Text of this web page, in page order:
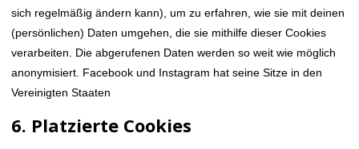
sich regelmäßig ändern kann), um zu erfahren, wie sie mit deinen
(persönlichen) Daten umgehen, die sie mithilfe dieser Cookies
verarbeiten. Die abgerufenen Daten werden so weit wie möglich
anonymisiert. Facebook und Instagram hat seine Sitze in den
Vereinigten Staaten
6. Platzierte Cookies